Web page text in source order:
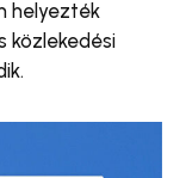
helyezték
közlekedési